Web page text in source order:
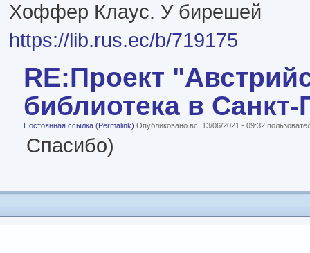
Хоффер Клаус. У бирешей
https://lib.rus.ec/b/719175
RE:Проект
библиотека в Санкт-
Постоянная ссылка (Permalink) Опубликовано вс, 13/06/2021 - 09:32
Спасибо)